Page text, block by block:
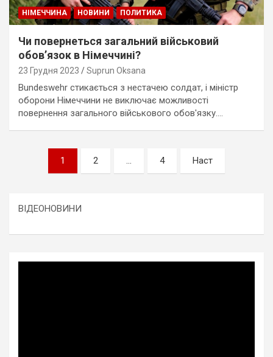
НІМЕЧЧИНА НОВИНИ ПОЛИТИКА
Чи повернеться загальний військовий
обов’язок в Німеччині?
23 Грудня 2023 Suprun Oksana
Bundeswehr стикається з нестачею солдат, і міністр
оборони Німеччини не виключає можливості
повернення загального військового обов'язку.…
Пагінація
записів
1 2 … 4 Наст
ВІДЕОНОВИНИ